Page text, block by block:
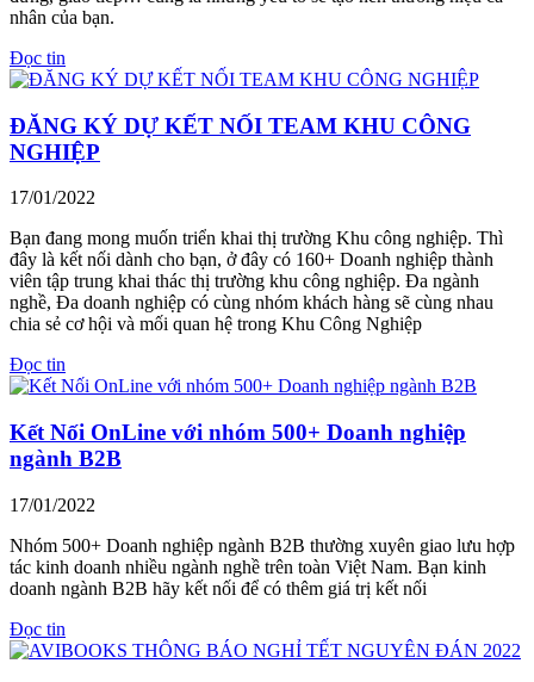
nhân của bạn.
Đọc tin
ĐĂNG KÝ DỰ KẾT NỐI TEAM KHU CÔNG
NGHIỆP
17/01/2022
Bạn đang mong muốn triển khai thị trường Khu công nghiệp. Thì
đây là kết nối dành cho bạn, ở đây có 160+ Doanh nghiệp thành
viên tập trung khai thác thị trường khu công nghiệp. Đa ngành
nghề, Đa doanh nghiệp có cùng nhóm khách hàng sẽ cùng nhau
chia sẻ cơ hội và mối quan hệ trong Khu Công Nghiệp
Đọc tin
Kết Nối OnLine với nhóm 500+ Doanh nghiệp
ngành B2B
17/01/2022
Nhóm 500+ Doanh nghiệp ngành B2B thường xuyên giao lưu hợp
tác kinh doanh nhiều ngành nghề trên toàn Việt Nam. Bạn kinh
doanh ngành B2B hãy kết nối để có thêm giá trị kết nối
Đọc tin